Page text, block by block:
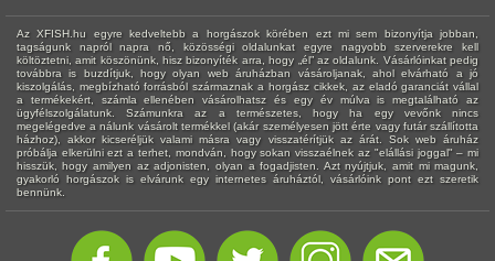
Az XFISH.hu egyre kedveltebb a horgászok körében ezt mi sem bizonyítja jobban,
tagságunk napról napra nő, közösségi oldalunkat egyre nagyobb szerverekre kell
költöztetni, amit köszönünk, hisz bizonyíték arra, hogy „él” az oldalunk. Vásárlóinkat pedig
továbbra is buzdítjuk, hogy olyan web áruházban vásároljanak, ahol elvárható a jó
kiszolgálás, megbízható forrásból származnak a horgász cikkek, az eladó garanciát vállal
a termékekért, számla ellenében vásárolhatsz és egy év múlva is megtalálható az
ügyfélszolgálatunk. Számunkra az a természetes, hogy ha egy vevőnk nincs
megelégedve a nálunk vásárolt termékkel (akár személyesen jött érte vagy futár szállította
házhoz), akkor kicseréljük valami másra vagy visszatérítjük az árát. Sok web áruház
próbálja elkerülni ezt a terhet, mondván, hogy sokan visszaélnek az "elállási joggal" – mi
hisszük, hogy amilyen az adjonisten, olyan a fogadjisten. Azt nyújtjuk, amit mi magunk,
gyakorló horgászok is elvárunk egy internetes áruháztól, vásárlóink pont ezt szeretik
bennünk.